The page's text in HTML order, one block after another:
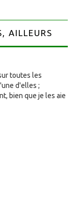
AILLEURS
toutes les
d'elles ;
bien que je les aie